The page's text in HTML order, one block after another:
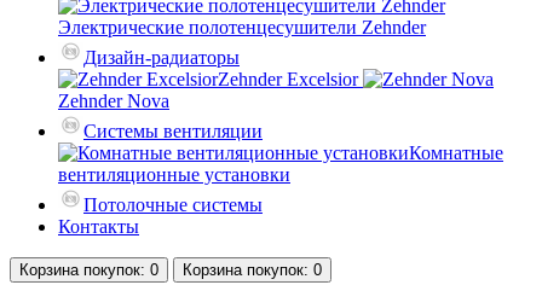
Электрические полотенцесушители Zehnder
Дизайн-радиаторы
Zehnder Excelsior
Zehnder Nova
Системы вентиляции
Комнатные
вентиляционные установки
Потолочные системы
Контакты
Корзинапокупок: 0 Корзинапокупок: 0